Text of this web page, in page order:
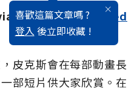
喜歡這篇文章嗎 ?
登入 後立即收藏 !
／TIME、Twisted
皮克斯會在每部動畫長
部短片供大家欣賞。在